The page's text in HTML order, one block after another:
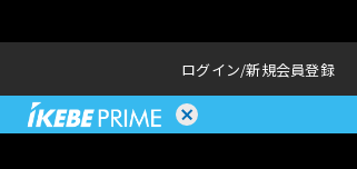
ログイン 新規会員登録